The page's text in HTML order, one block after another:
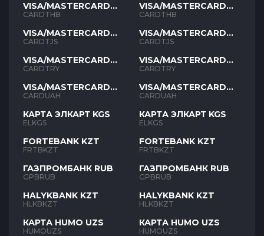
VISA/MASTERCARD
THB
CARDTHB
VISA/MASTERCARD
TJS
CARDTJS
VISA/MASTERCARD
TYR
CARDTRY
VISA/MASTERCARD
UAH
CARDUAH
КАРТА ЭЛКАРТ KGS
ELKGS
FORTEBANK KZT
FRTBKZT
ГАЗПРОМБАНК RUB
GPBRUB
HALYKBANK KZT
HLKBKZT
КАРТА HUMO UZS
HUMOUZS
VISA/MASTERCARD
THB
CARDTHB
VISA/MASTERCARD
TJS
CARDTJS
VISA/MASTERCARD
TYR
CARDTRY
VISA/MASTERCARD
UAH
CARDUAH
КАРТА ЭЛКАРТ KGS
ELKGS
FORTEBANK KZT
FRTBKZT
ГАЗПРОМБАНК RUB
GPBRUB
HALYKBANK KZT
HLKBKZT
КАРТА HUMO UZS
HUMOUZS